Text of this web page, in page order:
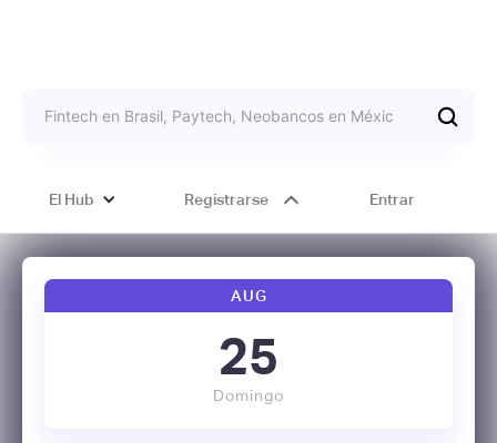
El Hub Registrarse Entrar
AUG
25
Domingo